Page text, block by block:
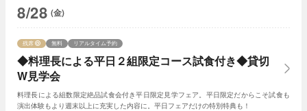
8/28 (金)
◆料理長による平日２組限定コース試食付き◆貸切
W見学会
残席 無料 リアルタイム予約
料理長による組数限定絶品試食会付き平日限定見学フェア。平日限定だからこそ試食も
演出体験もより週末以上に充実した内容に。平日フェアだけの特別特典も！